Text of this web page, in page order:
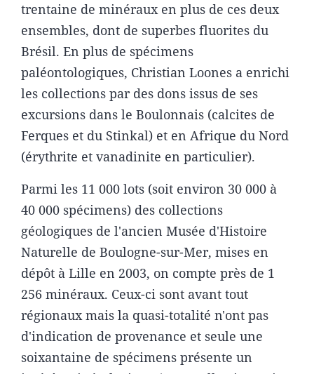
trentaine de minéraux en plus de ces deux
ensembles, dont de superbes fluorites du
Brésil. En plus de spécimens
paléontologiques, Christian Loones a enrichi
les collections par des dons issus de ses
excursions dans le Boulonnais (calcites de
Ferques et du Stinkal) et en Afrique du Nord
(érythrite et vanadinite en particulier).
Parmi les 11 000 lots (soit environ 30 000 à
40 000 spécimens) des collections
géologiques de l'ancien Musée d'Histoire
Naturelle de Boulogne-sur-Mer, mises en
dépôt à Lille en 2003, on compte près de 1
256 minéraux. Ceux-ci sont avant tout
régionaux mais la quasi-totalité n'ont pas
d'indication de provenance et seule une
soixantaine de spécimens présente un